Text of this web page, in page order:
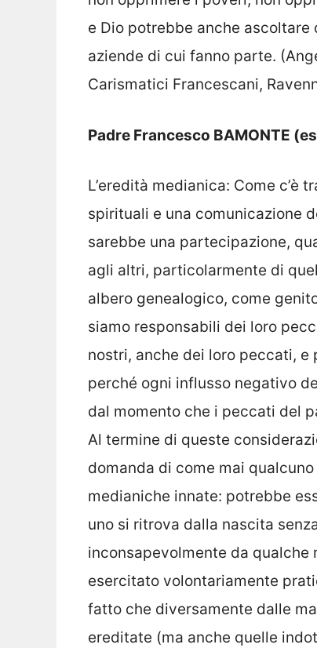
e Dio potrebbe anche
aziende di cui fanno parte.
Carismatici Francescani,
Padre Francesco BAMONTE
L’eredità medianica: Come c’è
spirituali e una comunicazione
sarebbe una partecipazione,
agli altri, particolarmente di
albero genealogico, come
siamo responsabili dei loro
nostri, anche dei loro peccati, e
perché ogni influsso negativo
dal momento che i peccati del
Al termine di queste
domanda di come mai
medianiche innate: potrebbe
uno si ritrova dalla nascita
inconsapevolmente da
esercitato volontariamente
fatto che diversamente dalle
ereditate (ma anche quelle